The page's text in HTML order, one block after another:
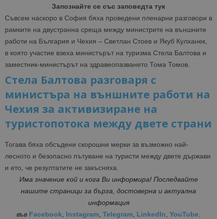
Запознайте се със заповедта тук
Съвсем наскоро в София бяха проведени пленарни разговори в
рамките на двустранна среща между министрите на външните
работи на България и Чехия – Светлан Стоев и Якуб Кулханек,
в която участие взеха министърът на туризма Стела Балтова и
заместник-министърът на здравеопазването Тома Томов.
Стела Балтова разговаря с
министъра на външните работи на
Чехия за активизиране на
туристопотока между двете страни
Тогава бяха обсъдени скорошни мерки за възможно най-
лесното и безопасно пътуване на туристи между двете държави
и ето, че резултатите не закъсняха.
Има значение кой и кога Ви информира! Последвайте
нашите страници за бърза, достоверна и актуална
информация
във Facebook, Instagram, Telegram, LinkedIn, YouTube.